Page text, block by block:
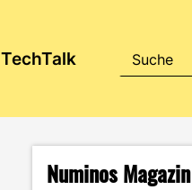
TechTalk
Numinos Magazin